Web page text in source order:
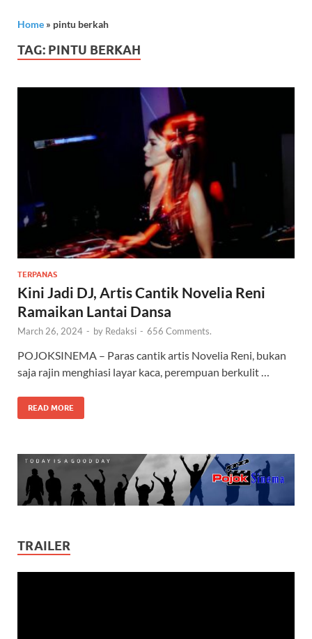
Home » pintu berkah
TAG: PINTU BERKAH
TERPANAS
Kini Jadi DJ, Artis Cantik Novelia Reni
Ramaikan Lantai Dansa
March 26, 2024 - by Redaksi - 656 Comments.
POJOKSINEMA – Paras cantik artis Novelia Reni, bukan
saja rajin menghiasi layar kaca, perempuan berkulit …
READ MORE
TRAILER